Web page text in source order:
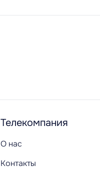
Телекомпания
О нас
Контакты